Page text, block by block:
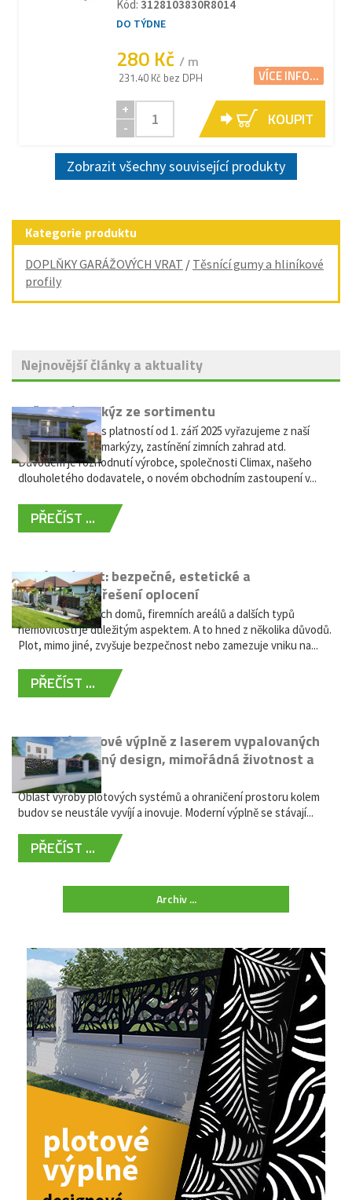
Kód: 3128103830R8014
DO TÝDNE
280 Kč / m
231.40 Kč bez DPH VÍCE INFO...
+
-
KOUPIT
Zobrazit všechny související produkty
Kategorie produktu
DOPLŇKY GARÁŽOVÝCH VRAT / Těsnící gumy a hliníkové
profily
Nejnovější články a aktuality
Vyřazení markýz ze sortimentu
Vážení zákazníci, s platností od 1. září 2025 vyřazujeme z naší
nabídky výsuvné markýzy, zastínění zimních zahrad atd.
Důvodem je rozhodnutí výrobce, společnosti Climax, našeho
dlouholetého dodavatele, o novém obchodním zastoupení v...
PŘEČÍST ...
Hliníkový plot: bezpečné, estetické a
bezúdržbové řešení oplocení
Oplocení rodinných domů, firemních areálů a dalších typů
nemovitostí je důležitým aspektem. A to hned z několika důvodů.
Plot, mimo jiné, zvyšuje bezpečnost nebo zamezuje vniku na...
PŘEČÍST ...
Moderní plotové výplně z laserem vypalovaných
kovů: výjimečný design, mimořádná životnost a
žádná údržba
Oblast výroby plotových systémů a ohraničení prostoru kolem
budov se neustále vyvíjí a inovuje. Moderní výplně se stávají...
PŘEČÍST ...
Archiv ...